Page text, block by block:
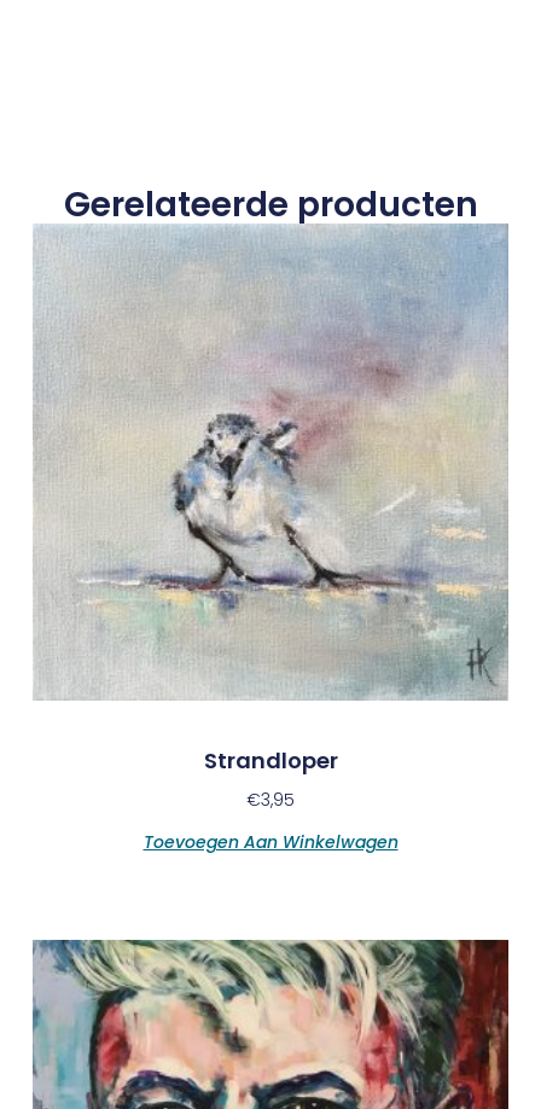
Gerelateerde producten
Strandloper
€3,95
Toevoegen Aan Winkelwagen